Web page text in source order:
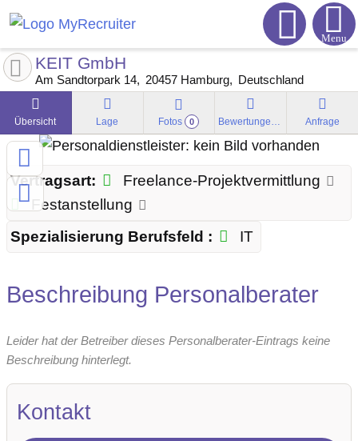
Menu
KEIT GmbH
Am Sandtorpark 14 20457 Hamburg Deutschland
Übersicht Lage Fotos 0 Bewertungen Anfrage
Vertragsart:
Freelance-Projektvermittlung
Festanstellung
Spezialisierung Berufsfeld :
IT
Beschreibung Personalberater
Leider hat der Betreiber dieses Personalberater-Eintrags keine
Beschreibung hinterlegt.
Kontakt